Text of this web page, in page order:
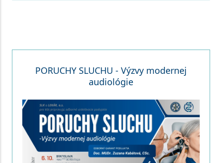
PORUCHY SLUCHU - Výzvy modernej
audiológie